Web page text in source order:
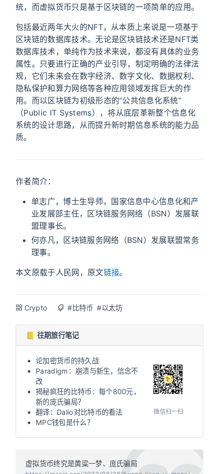
统，而虚拟货币只是基于区块链的一项简单的应用。
包括最近两年大火的NFT，从本质上来说是一项基于
区块链的数据库技术。无论是区块链技术还是NFT类
数据库技术，单纯作为技术来说，都没有具体的业务
属性。只要进行正确的产业引导，制定明确的法律法
规，它们未来会在数字经济、数字文化、数据权利、
隐私保护和算力网络等各种应用领域发挥巨大的作
用。而以区块链为初级形态的“公共信息化系统”
（Public IT Systems），将从底层革新整个信息化
系统的设计思路，从而提升新时期信息系统的能力品
质。
作者简介：
单志广，博士生导师，国家信息中心信息化和产
业发展部主任，区块链服务网络（BSN）发展联
盟理事长。
何亦凡，区块链服务网络（BSN）发展联盟常务
理事。
本文原载于人民网，原文链接。
Crypto #比特币 #以太坊
📒 往期旅行笔记
论加密货币的持久战
Paradigm：崩溃与新生，信念不
改
揭秘疯狂的比特币：每个800元，
新的庞氏骗局？
翻译：Dalio对比特币的看法
MPC钱包是什么？
微信扫一扫
虚拟货币终究是黄粱一梦、庞氏骗局